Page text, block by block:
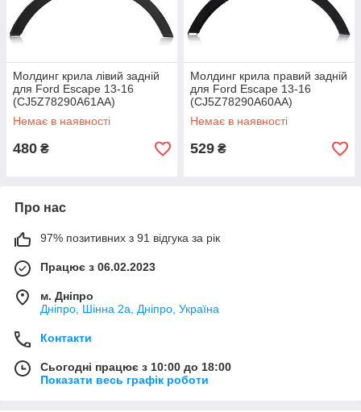
Молдинг крила лівий задній
для Ford Escape 13-16
(CJ5Z78290A61AA)
Немає в наявності
480 ₴
Молдинг крила правий задній
для Ford Escape 13-16
(CJ5Z78290A60AA)
Немає в наявності
529 ₴
Про нас
97% позитивних з 91 відгука за рік
Працює з 06.02.2023
м. Дніпро
Дніпро, Шінна 2а, Дніпро, Україна
Контакти
Сьогодні працює з 10:00 до 18:00
Показати весь графік роботи